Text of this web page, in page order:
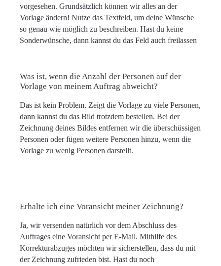
vorgesehen. Grundsätzlich können wir alles an der
Vorlage ändern! Nutze das Textfeld, um deine Wünsche
so genau wie möglich zu beschreiben. Hast du keine
Sonderwünsche, dann kannst du das Feld auch freilassen
Was ist, wenn die Anzahl der Personen auf der
Vorlage von meinem Auftrag abweicht?
Das ist kein Problem. Zeigt die Vorlage zu viele Personen,
dann kannst du das Bild trotzdem bestellen. Bei der
Zeichnung deines Bildes entfernen wir die überschüssigen
Personen oder fügen weitere Personen hinzu, wenn die
Vorlage zu wenig Personen darstellt.
Erhalte ich eine Voransicht meiner Zeichnung?
Ja, wir versenden natürlich vor dem Abschluss des
Auftrages eine Voransicht per E-Mail. Mithilfe des
Korrekturabzuges möchten wir sicherstellen, dass du mit
der Zeichnung zufrieden bist. Hast du noch